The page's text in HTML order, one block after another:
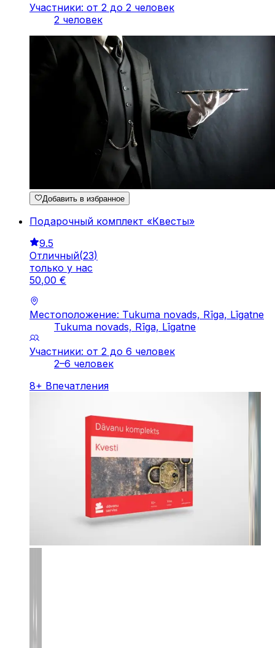
Участники: от 2 до 2 человек
2 человек
Добавить в избранное
Подарочный комплект «Квесты»
9.5
Отличный(23)
только у нас
50,00 €
Местоположение: Tukuma novads, Rīga, Līgatne
Tukuma novads, Rīga, Līgatne
Участники: от 2 до 6 человек
2–6 человек
8+ Впечатления